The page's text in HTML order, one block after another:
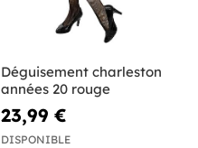
Déguisement charleston
années 20 rouge
23,99 €
DISPONIBLE